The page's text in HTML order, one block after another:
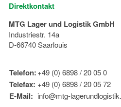
Direktkontakt
MTG Lager und Logistik GmbH
Industriestr. 14a
D-66740 Saarlouis
Telefon:+49 (0) 6898 / 20 05 0
Telefax: +49 (0) 6898 / 20 05 72
E-Mail: info@mtg-